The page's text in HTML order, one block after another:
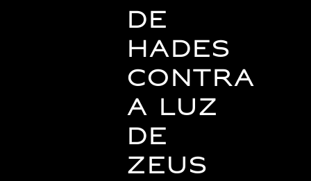
de
Hades
contra
a Luz
de
Zeus